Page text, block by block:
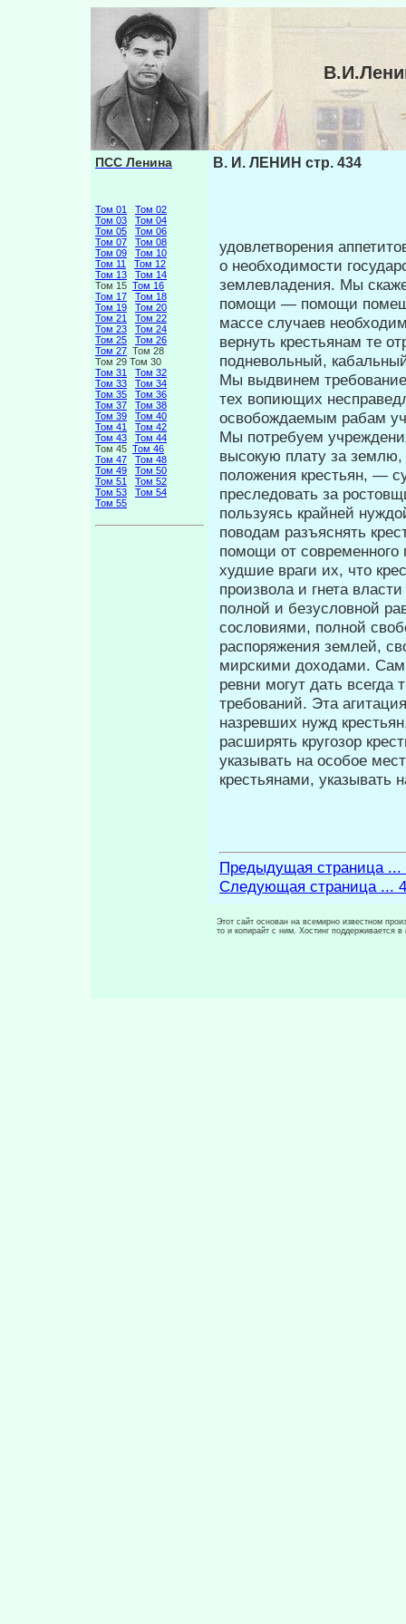
ПСС Ленина
Том 01
Том 02
Том 03
Том 04
Том 05
Том 06
Том 07
Том 08
Том 09
Том 10
Том 11
Том 12
Том 13
Том 14
Том 15 Том 16
Том 17
Том 18
Том 19
Том 20
Том 21
Том 22
Том 23
Том 24
Том 25
Том 26
Том 27 Том 28
Том 29 Том 30
Том 31
Том 32
Том 33
Том 34
Том 35
Том 36
Том 37
Том 38
Том 39
Том 40
Том 41
Том 42
Том 43
Том 44
Том 45 Том 46
Том 47
Том 48
Том 49
Том 50
Том 51
Том 52
Том 53
Том 54
Том 55
В. И. ЛЕНИН стр. 434
удовлетворения
о необхо­димости
землевладения. Мы
помощи — помощи
массе случаев
вернуть крестьянам те
подневольный,
Мы выдвинем требование
тех вопиющих
освобож­даемым рабам
Мы потребуем
высокую плату за
положения крестьян, —
преследовать за
пользуясь крайней
поводам разъяснять
помощи от
худшие враги их, что
произвола и гнета
полной и безусловной
сословиями, полной
распоряжения землей,
мирскими доходами.
ревни могут дать
требований. Эта
назревших нужд
расширять кругозор
указывать на особое
крестьянами, указывать
Предыдущая страница ...
Следующая страница ...
Этот сайт основан на всемирно известном
то и копирайт с ним. Хостинг поддерживается